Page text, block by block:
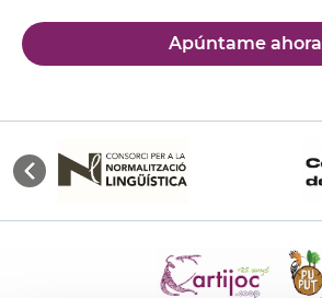
Apúntame ahora